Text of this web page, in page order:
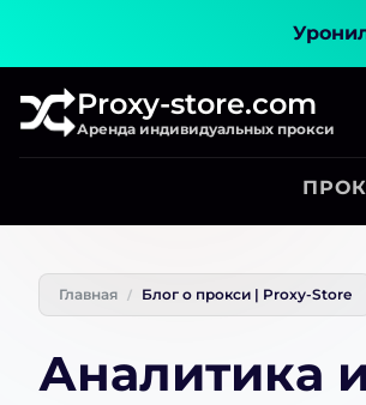
Proxy-store.com
Аренда индивидуальных прокси
Главная Блог о прокси | Proxy-Store
Аналитика